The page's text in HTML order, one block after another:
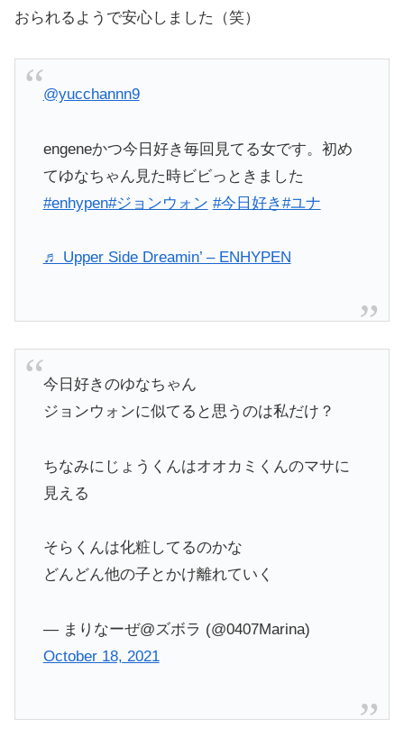
おられるようで安心しました（笑）
@yucchannn9
engeneかつ今日好き毎回見てる女です。初め
てゆなちゃん見た時ビビっときました
#enhypen#ジョンウォン #今日好き#ユナ
♬ Upper Side Dreamin’ – ENHYPEN
今日好きのゆなちゃん
ジョンウォンに似てると思うのは私だけ？
ちなみにじょうくんはオオカミくんのマサに
見える
そらくんは化粧してるのかな
どんどん他の子とかけ離れていく
— まりなーぜ@ズボラ (@0407Marina)
October 18, 2021